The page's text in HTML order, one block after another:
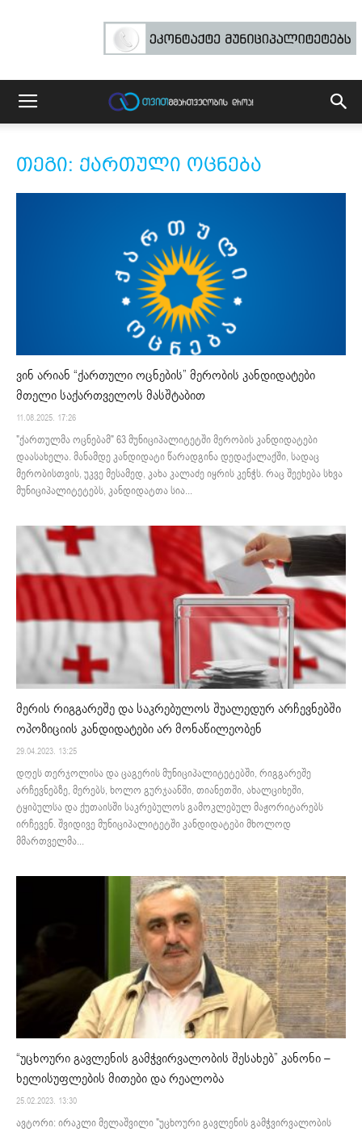
თეგი: ქართული ოცნება
ვინ არიან “ქართული ოცნების” მერობის კანდიდატები
მთელი საქართველოს მასშტაბით
11.08.2025. 17:26
"ქართულმა ოცნებამ" 63 მუნიციპალიტეტში მერობის კანდიდატები
დაასახელა. მანამდე კანდიდატი წარადგინა დედაქალაქში, სადაც
მერობისთვის, უკვე მესამედ, კახა კალაძე იყრის კენჭს. რაც შეეხება სხვა
მუნიციპალიტეტებს, კანდიდატთა სია...
მერის რიგგარეშე და საკრებულოს შუალედურ არჩევნებში
ოპოზიციის კანდიდატები არ მონაწილეობენ
29.04.2023. 13:25
დღეს თერჯოლისა და ცაგერის მუნიციპალიტეტებში, რიგგარეშე
არჩევნებზე, მერებს, ხოლო გურჯაანში, თიანეთში, ახალციხეში,
ტყიბულსა და ქუთაისში საკრებულოს გამოკლებულ მაჟორიტარებს
ირჩევენ. შვიდივე მუნიციპალიტეტში კანდიდატები მხოლოდ
მმართველმა...
“უცხოური გავლენის გამჭვირვალობის შესახებ” კანონი –
ხელისუფლების მითები და რეალობა
25.02.2023. 13:30
ავტორი: ირაკლი მელაშვილი "უცხოური გავლენის გამჭვირვალობის